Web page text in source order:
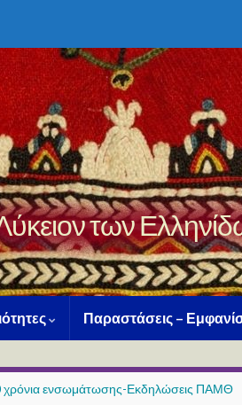
των
Παραστάσεις –
ενσωμάτωσης-Εκδηλώσεις ΠΑΜΘ